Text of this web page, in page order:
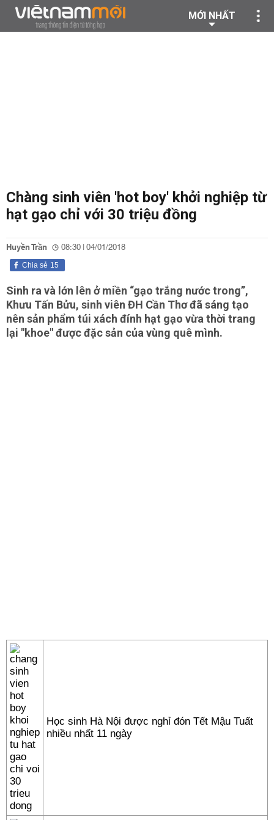
MỚI NHẤT
Chàng sinh viên 'hot boy' khởi nghiệp từ
hạt gạo chỉ với 30 triệu đồng
Huyền Trần 08:30 | 04/01/2018
15
Chia sẻ
Sinh ra và lớn lên ở miền “gạo trắng nước trong”,
Khưu Tấn Bửu, sinh viên ĐH Cần Thơ đã sáng tạo
nên sản phẩm túi xách đính hạt gạo vừa thời trang
lại "khoe" được đặc sản của vùng quê mình.
Học sinh Hà Nội được nghỉ đón Tết Mậu Tuất
nhiều nhất 11 ngày